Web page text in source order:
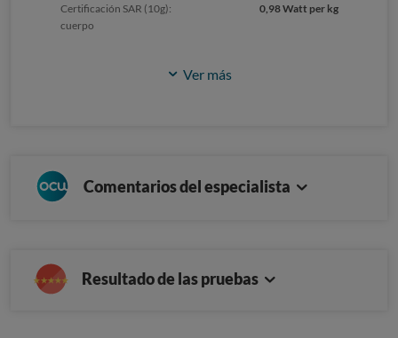
Certificación SAR (10g):
cuerpo
0,98 Watt per kg
Ver más
Comentarios del especialista
Resultado de las pruebas